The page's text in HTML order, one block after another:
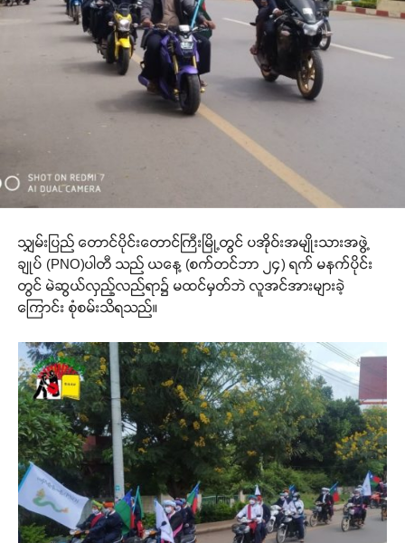
သျှမ်းပြည် တောင်ပိုင်းတောင်ကြီးမြို့တွင် ပအိုဝ်းအမျိုးသားအဖွဲ့
ချုပ် (PNO)ပါတီ သည် ယနေ့ (စက်တင်ဘာ ၂၄) ရက် မနက်ပိုင်း
တွင် မဲဆွယ်လှည့်လည်ရာ၌ မထင်မှတ်ဘဲ လူအင်အားများခဲ့
ကြောင်း စုံစမ်းသိရသည်။